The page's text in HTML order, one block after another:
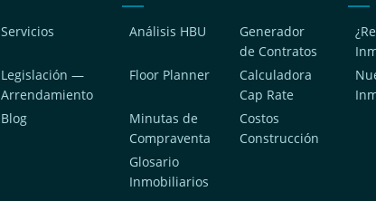
Servicios
Legislación —
Arrendamiento
Blog
Análisis HBU
Generador
de Contratos
Floor Planner
Calculadora
Cap Rate
Minutas de
Compraventa
Costos
Construcción
Glosario
Inmobiliarios